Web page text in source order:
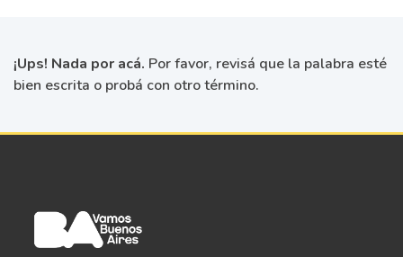
¡Ups! Nada por acá. Por favor, revisá que la palabra esté
bien escrita o probá con otro término.